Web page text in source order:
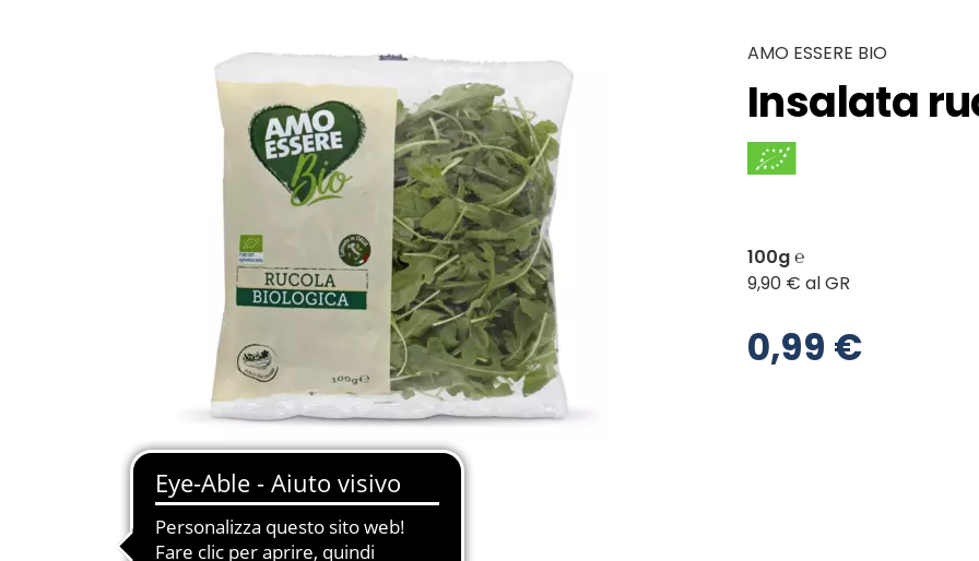
AMO ESSERE BIO
Insalata
100g ℮
9,90 € al GR
0,99 €